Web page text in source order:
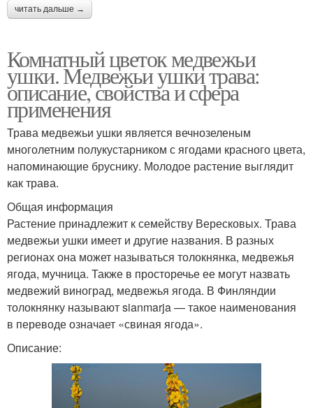
читать дальше →
Комнатный цветок медвежьи
ушки. Медвежьи ушки трава:
описание, свойства и сфера
применения
Трава медвежьи ушки является вечнозеленым
многолетним полукустарником с ягодами красного цвета,
напоминающие бруснику. Молодое растение выглядит
как трава.
Общая информация
Растение принадлежит к семейству Вересковых. Трава
медвежьи ушки имеет и другие названия. В разных
регионах она может называться толокнянка, медвежья
ягода, мучница. Также в просторечье ее могут назвать
медвежий виноград, медвежья ягода. В Финляндии
толокнянку называют sianmarja — такое наименования
в переводе означает «свиная ягода».
Описание: